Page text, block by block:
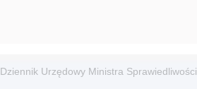
Dziennik Urzędowy Ministra Sprawiedliwości